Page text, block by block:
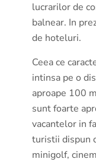
lucrarilor de
balnear. In
de hoteluri.
Ceea ce
intinsa pe o
aproape 100
sunt foarte
vacantelor in
turistii dispun
minigolf,